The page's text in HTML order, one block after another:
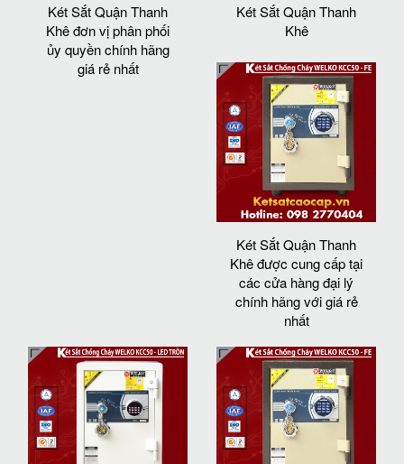
Két Sắt Quận Thanh
Khê đơn vị phân phối
ủy quyền chính hãng
giá rẻ nhất
Két Sắt Quận Thanh
Khê
Két Sắt Quận Thanh
Khê được cung cấp tại
các cửa hàng đại lý
chính hãng với giá rẻ
nhất